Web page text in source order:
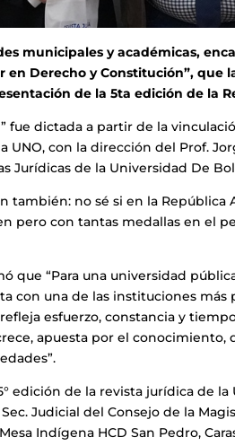
municipales y académicas,
Derecho y Constitución”, que
de la 5ta edición de la
fue dictada a partir de la
UNO, con la dirección del Prof.
Jurídicas de la Universidad De
también: no sé si en la República
con tantas medallas en el
que “Para una universidad
con una de las instituciones más
esfuerzo, constancia y
apuesta por el conocimiento,
edición de la revista jurídica de la
Judicial del Consejo de la
Indígena HCD San Pedro,